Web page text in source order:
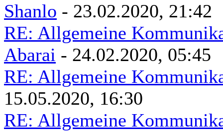
Shanlo - 23.02.2020, 21:42
RE: Allgemeine
Abarai - 24.02.2020, 05:45
RE: Allgemeine
15.05.2020, 16:30
RE: Allgemeine